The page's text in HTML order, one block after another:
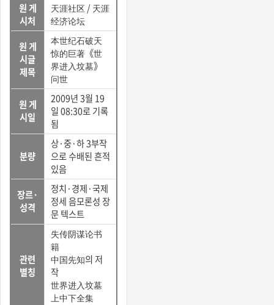
원 게
시처
天涯社区 / 天涯
经济论坛
원 게
시글
제목
本世纪石破天
惊的巨著《世
界进入坟墓》
问世
원 게
시일
2009년 3월 19
일 08:30로 기록
됨
분량
상·중·하 3부작
으로 수배된 흔적
있음
장르·
성격
정치·경제·국제
정세 음모론성 장
문 텍스트
관련
별칭
失传阴谋论书
籍
中国先知의 저
작
世界进入坟墓
上中下全集